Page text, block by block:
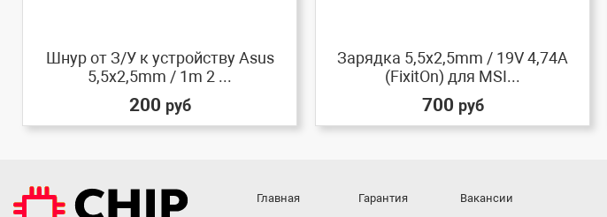
Шнур от З/У к устройству Asus
5,5x2,5mm / 1m 2 ...
200 руб
Зарядка 5,5x2,5mm / 19V 4,74A
(FixitOn) для MSI...
700 руб
Главная
Гарантия
Вакансии